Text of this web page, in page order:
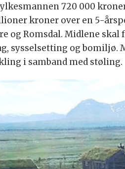
720 000
kroner over en 5-
og Romsdal. Midlene
sysselsetting og bomiljø.
i samband med støling.